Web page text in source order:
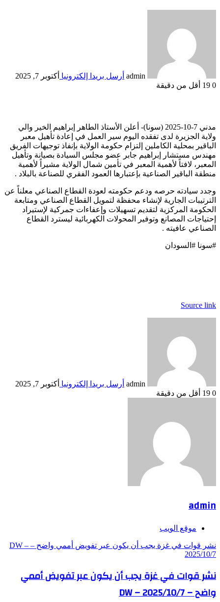
admin أرسل بريدا إلكترونيا أكتوبر 7, 2025
0
أقل من دقيقة
مدني 7-10-2025 (سونا)- أعلن الأستاذ الطاهر إبراهيم الخير والي
ولاية الجزيرة لدى تفقده اليوم سير العمل في إعادة تأهيل معبر
الباقير بمحلية الكاملين إلتزام حكومة الولاية بإنفاذ توجيهات الفريق
مهندس مستشار إبراهيم جابر عضو مجلس السيادة بصيانة وتأهيل
المعبر، لافتاً لأهمية المعبر في تأمين شمال الولاية مشيراً لأهمية
منطقة الباقير الصناعية بإعتبارها العمود الفقري للصناعة بالبلاد .
وجدد سيادته حرصه ودعم حكومته لعودة القطاع الصناعي معلناً عن
الترتيبات الجارية لإنشاء محفظة لتمويل القطاع الصناعي ومتابعة
الحكومة المركزية لتقديم تسهيلات وإعفاءات جمركية لإستيراد
إحتياجات المصانع وتوفير المحولات الكهربائية ليسترد القطاع
الصناعي عافيته .
#سونا #السودان
Source link
admin أرسل بريدا إلكترونيا أكتوبر 7, 2025
0
أقل من دقيقة
admin
موقع الويب
نشر قوات في غزة يجب أن يكون عبر تفويض أممي واضح – DW –
2025/10/7
نشر قوات في غزة يجب أن يكون عبر تفويض أممي
واضح – DW – 2025/10/7